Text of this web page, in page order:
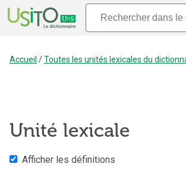
Accueil /Toutes les unités lexicales du
Unité lexicale
Afficher les définitions